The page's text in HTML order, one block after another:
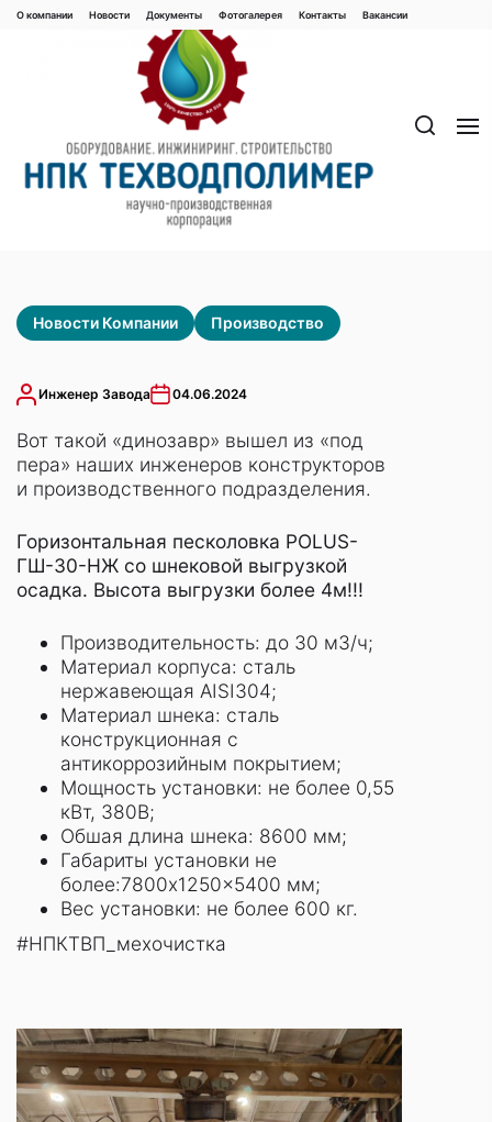
Перейти
Новости Компании Производство
Инженер Завода 04.06.2024
Вот такой «динозавр» вышел из «под
пера» наших инженеров конструкторов
и производственного подразделения.
Горизонтальная песколовка POLUS-
ГШ-30-НЖ со шнековой выгрузкой
осадка. Высота выгрузки более 4м!!!
Производительность: до 30 м3/ч;
Материал корпуса: сталь
нержавеющая AISI304;
Материал шнека: сталь
конструкционная с
антикоррозийным покрытием;
Мощность установки: не более 0,55
кВт, 380В;
Обшая длина шнека: 8600 мм;
Габариты установки не
более:7800x1250x5400 мм;
Вес установки: не более 600 кг.
#НПКТВП_мехочистка
О компании Новости Документы Фотогалерея Контaкты Вакaнсии